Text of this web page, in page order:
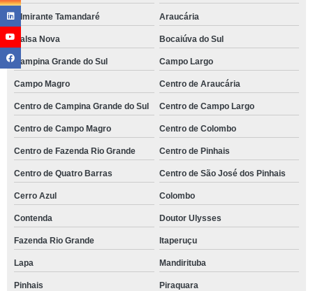
Almirante Tamandaré Araucária
Balsa Nova Bocaiúva do Sul
Campina Grande do Sul Campo Largo
Campo Magro Centro de Araucária
Centro de Campina Grande do Sul Centro de Campo Largo
Centro de Campo Magro Centro de Colombo
Centro de Fazenda Rio Grande Centro de Pinhais
Centro de Quatro Barras Centro de São José dos Pinhais
Cerro Azul Colombo
Contenda Doutor Ulysses
Fazenda Rio Grande Itaperuçu
Lapa Mandirituba
Pinhais Piraquara